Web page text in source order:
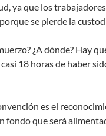
ya que los
se pierde la
¿A dónde? Hay
18 horas de haber
es el
fondo que será